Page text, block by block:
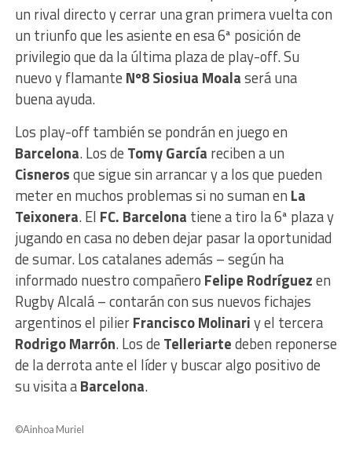
un rival directo y cerrar una gran primera vuelta con
un triunfo que les asiente en esa 6ª posición de
privilegio que da la última plaza de play-off. Su
nuevo y flamante Nº8 Siosiua Moalaserá una
buena ayuda.
Los play-off también se pondrán en juego en
Barcelona. Los de Tomy García reciben a un
Cisnerosque sigue sin arrancar y a los que pueden
meter en muchos problemas si no suman en La
Teixonera. El FC. Barcelona tiene a tiro la 6ª plaza y
jugando en casa no deben dejar pasar la oportunidad
de sumar. Los catalanes además – según ha
informado nuestro compañero Felipe Rodríguezen
Rugby Alcalá – contarán con sus nuevos fichajes
argentinos el pilierFrancisco Molinariy el tercera
Rodrigo Marrón. Los de Telleriartedeben reponerse
de la derrota ante el líder y buscar algo positivo de
su visita aBarcelona.
©Ainhoa Muriel